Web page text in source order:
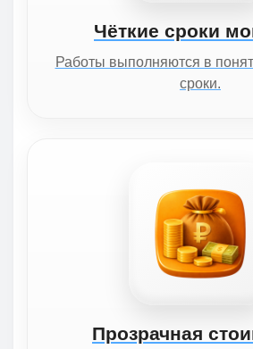
Чёткие сроки
Работы выполняются в
сроки.
Прозрачная